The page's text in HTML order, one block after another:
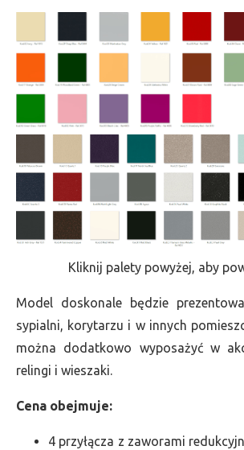
Kliknij palety powyżej, aby
Model doskonale będzie
sypialni, korytarzu i w innych
można dodatkowo wyposażyć w
relingi i wieszaki.
Cena obejmuje:
4 przyłącza z zaworami